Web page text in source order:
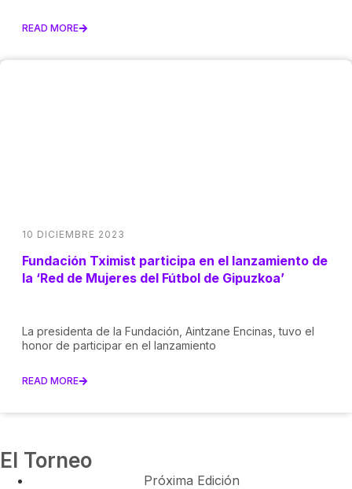
READ MORE
10 DICIEMBRE 2023
Fundación Tximist participa en el lanzamiento de
la ‘Red de Mujeres del Fútbol de Gipuzkoa’
La presidenta de la Fundación, Aintzane Encinas, tuvo el
honor de participar en el lanzamiento
READ MORE
El Torneo
Próxima Edición